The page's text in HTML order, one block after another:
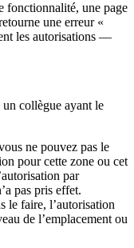
fonctionnalité, une page
une erreur «
les autorisations —
un collègue ayant le
ne pouvez pas le
pour cette zone ou cet
par
pas pris effet.
le faire, l’autorisation
de l’emplacement ou